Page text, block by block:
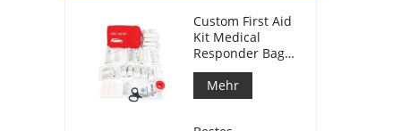
Custom First Aid
Kit Medical
Responder Bag
für Auto
Mehr